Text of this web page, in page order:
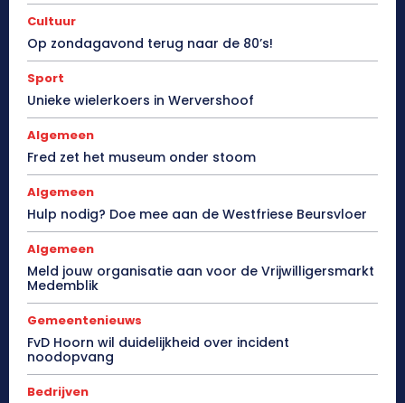
Cultuur
Op zondagavond terug naar de 80’s!
Sport
Unieke wielerkoers in Wervershoof
Algemeen
Fred zet het museum onder stoom
Algemeen
Hulp nodig? Doe mee aan de Westfriese Beursvloer
Algemeen
Meld jouw organisatie aan voor de Vrijwilligersmarkt
Medemblik
Gemeentenieuws
FvD Hoorn wil duidelijkheid over incident
noodopvang
Bedrijven